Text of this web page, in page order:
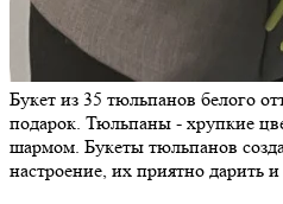
Букет из 35 тюльпанов белого
подарок. Тюльпаны - хрупкие
шармом. Букеты тюльпанов
настроение, их приятно дарить